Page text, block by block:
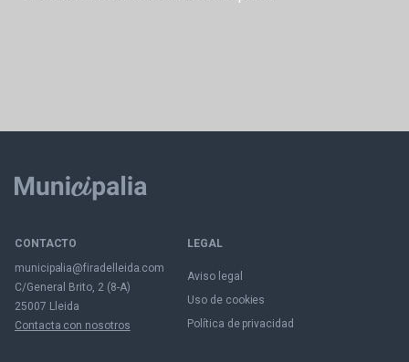
CONTACTO
municipalia@firadelleida.com
C/General Brito, 2 (8-A)
25007 Lleida
Contacta con nosotros
LEGAL
Aviso legal
Uso de cookies
Política de privacidad